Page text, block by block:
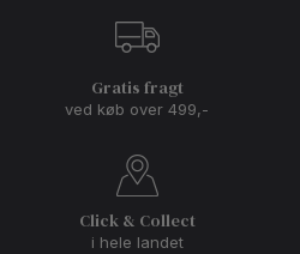
Gratis fragt
ved køb over 499,-
Click & Collect
i hele landet